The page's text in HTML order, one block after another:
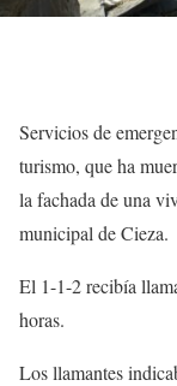
Servicios de
turismo, que ha
la fachada de una
municipal de Cieza.
El 1-1-2 recibía
horas.
Los llamantes